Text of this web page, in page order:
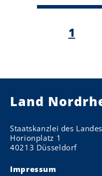
e
u
m
m
r
i
r
A
k
e
l
e
e
i
t
1
Land
Staatskanzlei des
Horionplatz 1
40213 Düsseldorf
Impressum